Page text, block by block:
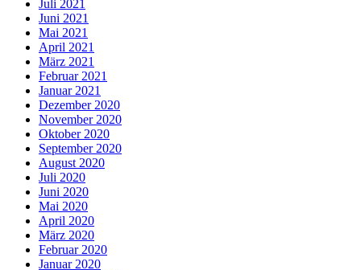
Juli 2021
Juni 2021
Mai 2021
April 2021
März 2021
Februar 2021
Januar 2021
Dezember 2020
November 2020
Oktober 2020
September 2020
August 2020
Juli 2020
Juni 2020
Mai 2020
April 2020
März 2020
Februar 2020
Januar 2020